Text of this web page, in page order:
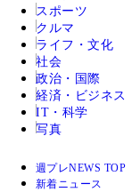
スポーツ
クルマ
ライフ・文化
社会
政治・国際
経済・ビジネス
IT・科学
写真
週プレNEWS TOP
新着ニュース